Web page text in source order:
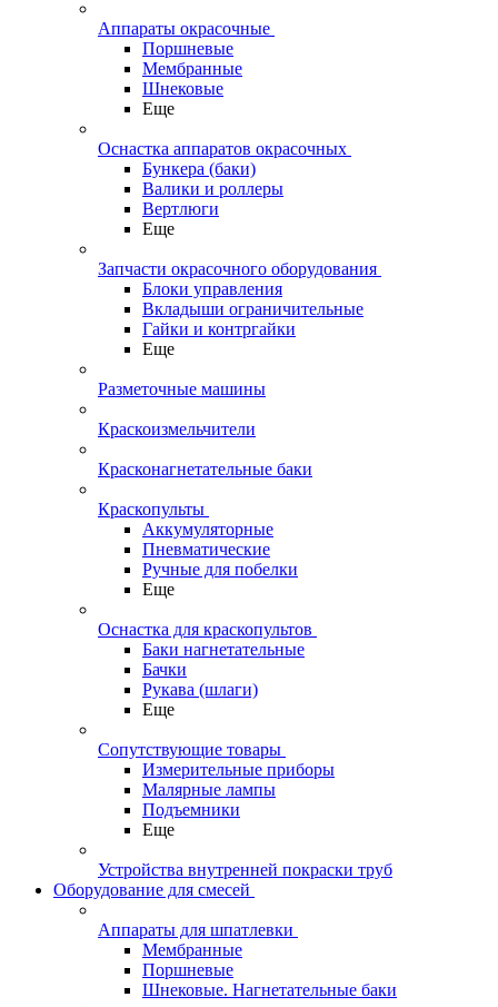
Аппараты окрасочные
Поршневые
Мембранные
Шнековые
Еще
Оснастка аппаратов окрасочных
Бункера (баки)
Валики и роллеры
Вертлюги
Еще
Запчасти окрасочного оборудования
Блоки управления
Вкладыши ограничительные
Гайки и контргайки
Еще
Разметочные машины
Краскоизмельчители
Красконагнетательные баки
Краскопульты
Аккумуляторные
Пневматические
Ручные для побелки
Еще
Оснастка для краскопультов
Баки нагнетательные
Бачки
Рукава (шлаги)
Еще
Сопутствующие товары
Измерительные приборы
Малярные лампы
Подъемники
Еще
Устройства внутренней покраски труб
Оборудование для смесей
Аппараты для шпатлевки
Мембранные
Поршневые
Шнековые. Нагнетательные баки